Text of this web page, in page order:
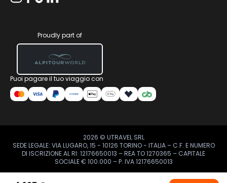
Proudly part of
Puoi pagare il tuo viaggio con
2026 © UTRAVEL SRL
SEDE LEGALE: VIA LUGARO, 15 - 10126 TORINO - ITALIA – C.F. E NUMERO
DI ISCRIZIONE AL RI: 12176650013 – REA TO 1270365 – CAPITALE
SOCIALE € 100.000 – P. IVA 12176650013